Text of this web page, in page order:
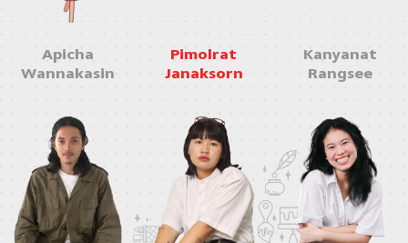
Apicha
Wannakasin
Pimolrat
Janaksorn
Kanyanat
Rangsee